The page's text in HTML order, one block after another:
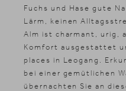
Fuchs und Hase gute
Lärm, keinen
Alm ist charmant, urig,
Komfort ausgestattet
places in Leogang.
bei einer gemütlichen
übernachten Sie an